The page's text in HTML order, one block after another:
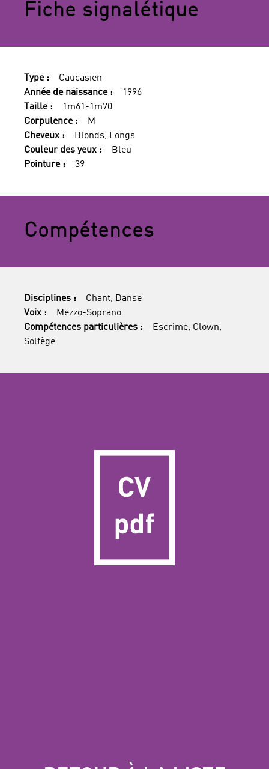
Fiche signalétique
Type :
Caucasien
Année de naissance :
1996
Taille :
1m61-1m70
Corpulence :
M
Cheveux :
Blonds, Longs
Couleur des yeux :
Bleu
Pointure :
39
Compétences
Disciplines :
Chant, Danse
Voix :
Mezzo-Soprano
Compétences particulières :
Escrime, Clown,
Solfège